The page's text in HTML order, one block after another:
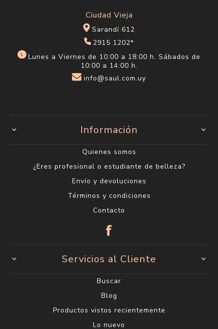
Ciudad Vieja
Sarandí 612
2915 1202*
Lunes a Viernes de 10:00 a 18:00 h. Sábados de
10:00 a 14:00 h.
info@saul.com.uy
Información
Quienes somos
¿Eres profesional o estudiante de belleza?
Envío y devoluciones
Términos y condiciones
Contacto
Servicios al Cliente
Buscar
Blog
Productos vistos recientemente
Lo nuevo